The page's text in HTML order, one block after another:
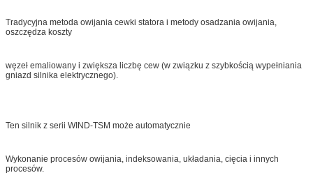
Tradycyjna metoda owijania cewki statora i metody osadzania owijania,
oszczędza koszty
węzeł emaliowany i zwiększa liczbę cew (w związku z szybkością wypełniania
gniazd silnika elektrycznego).
Ten silnik z serii WIND-TSM może automatycznie
Wykonanie procesów owijania, indeksowania, układania, cięcia i innych
procesów.